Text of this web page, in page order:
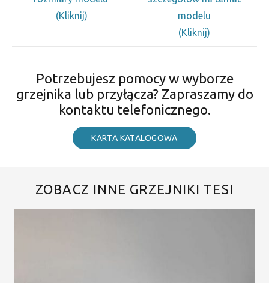
(Kliknij)
modelu
(Kliknij)
Potrzebujesz pomocy w wyborze
grzejnika lub przyłącza? Zapraszamy do
kontaktu telefonicznego.
KARTA KATALOGOWA
ZOBACZ INNE GRZEJNIKI TESI